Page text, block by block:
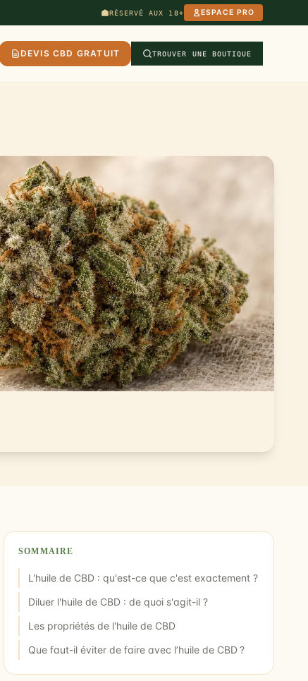
RÉSERVÉ AUX 18+ ESPACE PRO
DEVIS CBD GRATUIT TROUVER UNE BOUTIQUE
SOMMAIRE
L'huile de CBD : qu'est-ce que c'est exactement ?
Diluer l'huile de CBD : de quoi s'agit-il ?
Les propriétés de l'huile de CBD
Que faut-il éviter de faire avec l’huile de CBD ?